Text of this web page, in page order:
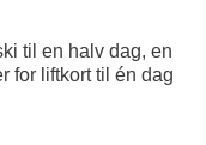
til en halv dag, en
for liftkort til én dag